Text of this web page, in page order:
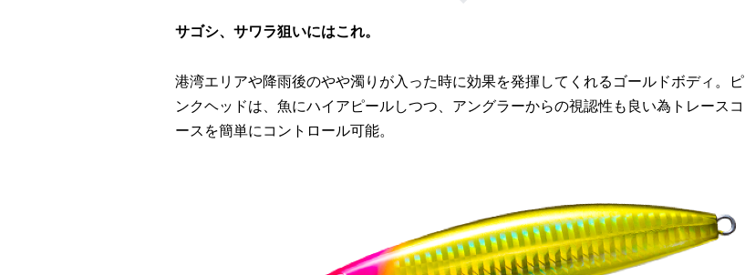
サゴシ、サワラ狙いにはこれ。
港湾エリアや降雨後のやや濁りが入った時に効果を発揮してくれるゴールドボディ。ピ
ンクヘッドは、魚にハイアピールしつつ、アングラーからの視認性も良い為トレースコ
ースを簡単にコントロール可能。